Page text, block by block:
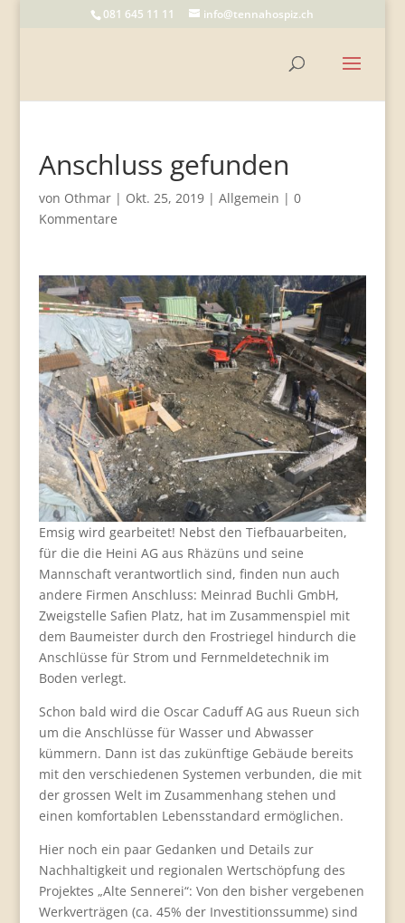
081 645 11 11 info@tennahospiz.ch
Anschluss gefunden
von Othmar| Okt. 25, 2019| Allgemein | 0
Kommentare
Emsig wird gearbeitet! Nebst den Tiefbauarbeiten,
für die die Heini AG aus Rhäzüns und seine
Mannschaft verantwortlich sind, finden nun auch
andere Firmen Anschluss: Meinrad Buchli GmbH,
Zweigstelle Safien Platz, hat im Zusammenspiel mit
dem Baumeister durch den Frostriegel hindurch die
Anschlüsse für Strom und Fernmeldetechnik im
Boden verlegt.
Schon bald wird die Oscar Caduff AG aus Rueun sich
um die Anschlüsse für Wasser und Abwasser
kümmern. Dann ist das zukünftige Gebäude bereits
mit den verschiedenen Systemen verbunden, die mit
der grossen Welt im Zusammenhang stehen und
einen komfortablen Lebensstandard ermöglichen.
Hier noch ein paar Gedanken und Details zur
Nachhaltigkeit und regionalen Wertschöpfung des
Projektes „Alte Sennerei“: Von den bisher vergebenen
Werkverträgen (ca. 45% der Investitionssumme) sind